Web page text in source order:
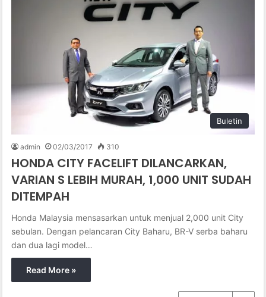
Buletin
admin 02/03/2017 310
HONDA CITY FACELIFT DILANCARKAN,
VARIAN S LEBIH MURAH, 1,000 UNIT SUDAH
DITEMPAH
Honda Malaysia mensasarkan untuk menjual 2,000 unit City
sebulan. Dengan pelancaran City Baharu, BR-V serba baharu
dan dua lagi model…
Read More »